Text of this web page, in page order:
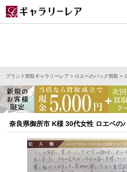
ブランド買取ギャラリーレア > ロエベのバッグ買取 >
奈良県御所市 K様 30代女性 ロエベの